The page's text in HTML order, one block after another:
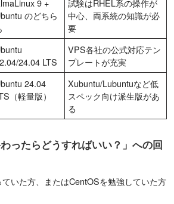
9 +
のどちら
試験はRHEL系の操作が
中心、両系統の知識が必
要
24.04 LTS
VPS各社の公式対応テン
プレートが充実
24.04
（軽量版）
Xubuntu/Lubuntuなど低
スペック向け派生版があ
る
ったらどうすればいい？」への回
いた方、またはCentOSを勉強していた方